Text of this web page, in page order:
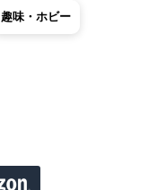
趣味・ホビー